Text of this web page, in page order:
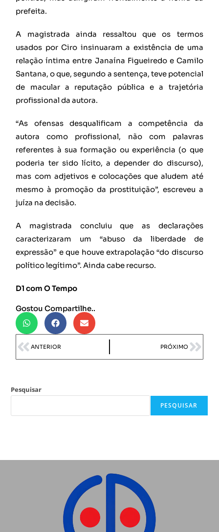
prefeita.
A magistrada ainda ressaltou que os termos
usados por Ciro insinuaram a existência de uma
relação íntima entre Janaína Figueiredo e Camilo
Santana, o que, segundo a sentença, teve potencial
de macular a reputação pública e a trajetória
profissional da autora.
“As ofensas desqualificam a competência da
autora como profissional, não com palavras
referentes à sua formação ou experiência (o que
poderia ter sido lícito, a depender do discurso),
mas com adjetivos e colocações que aludem até
mesmo à promoção da prostituição”, escreveu a
juíza na decisão.
A magistrada concluiu que as declarações
caracterizaram um “abuso da liberdade de
expressão” e que houve extrapolação “do discurso
político legítimo”. Ainda cabe recurso.
D1 com O Tempo
Gostou Compartilhe..
ANTERIOR PRÓXIMO
Pesquisar
PESQUISAR